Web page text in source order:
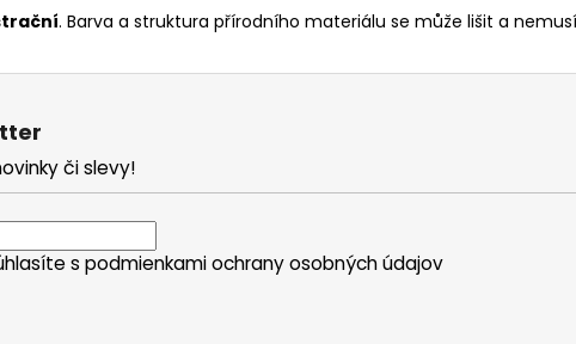
. Barva a struktura přírodního materiálu se může lišit a
či slevy!
s podmienkami ochrany osobných údajov